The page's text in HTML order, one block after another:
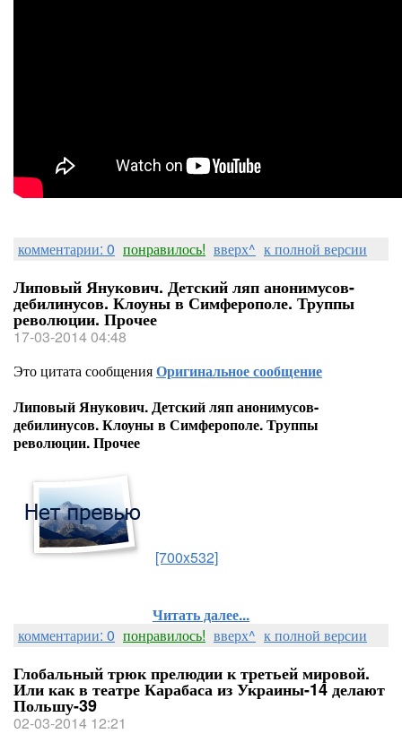
комментарии: 0 понравилось! вверх^ к полной версии
Липовый Янукович. Детский ляп анонимусов-
дебилинусов. Клоуны в Симферополе. Труппы
революции. Прочее
17-03-2014 04:48
Это цитата сообщенияОригинальное сообщение
Липовый Янукович. Детский ляп анонимусов-
дебилинусов. Клоуны в Симферополе. Труппы
революции. Прочее
[700x532]
Читать далее...
комментарии: 0 понравилось! вверх^ к полной версии
Глобальный трюк прелюдии к третьей мировой.
Или как в театре Карабаса из Украины-14 делают
Польшу-39
02-03-2014 12:21